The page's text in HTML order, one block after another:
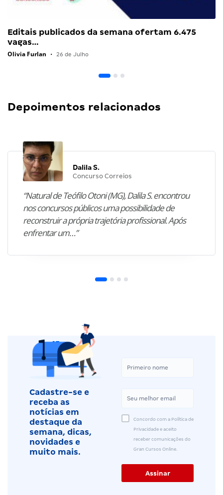
Editais publicados da semana ofertam 6.475
vagas…
Olivia Furlan • 26 de Julho
Depoimentos relacionados
Dalila S.
Concurso Correios
“Natural de Teófilo Otoni (MG), Dalila S. encontrou
nos concursos públicos uma possibilidade de
reconstruir a própria trajetória profissional. Após
enfrentar um…”
Cadastre-se e
receba as
notícias em
destaque da
semana, dicas,
novidades e
muito mais.
Concordo com a Política de
Privacidade e aceito
receber comunicações do
Gran Cursos Online.